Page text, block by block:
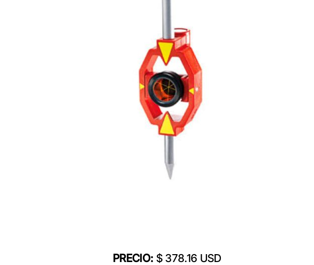
PRECIO: $ 378.16 USD